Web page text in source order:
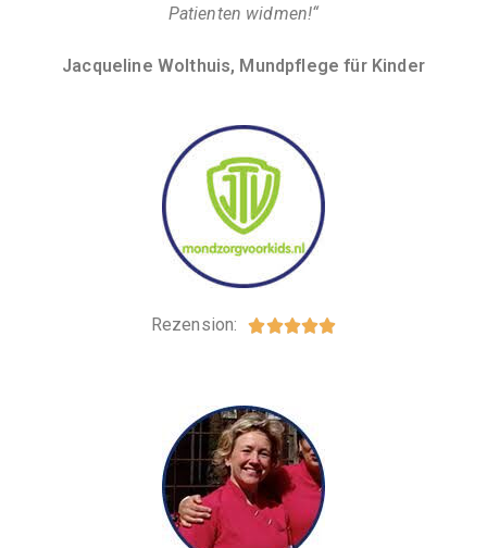
Patienten widmen!“
Jacqueline Wolthuis, Mundpflege für Kinder
Rezension: 